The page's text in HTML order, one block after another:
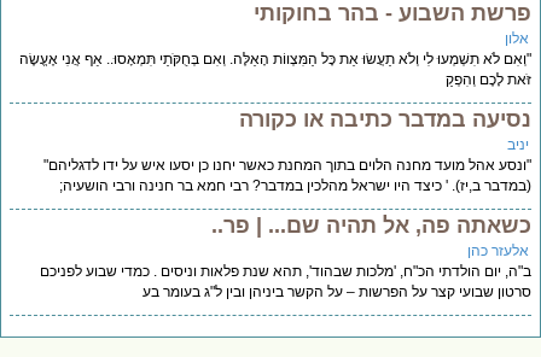
השבוע - בהר בחוקותי
לֹא תִשְׁמְעוּ לִי וְלֹא תַעֲשׂוּ אֵת כָּל הַמִּצְווֹת הָאֵלֶּה. וְאִם בְּחֻקֹּתַי תִּמְאָסוּ.. אַף אֲנִי אֶעֱשֶׂה
לָכֶם וְהִפְקַ
במדבר כתיבה או כקורה
אהל מועד מחנה הלוים בתוך המחנת כאשר יחנו כן יסעו איש על ידו לדגליהם"
ב,יז). ' כיצד היו ישראל מהלכין במדבר? רבי חמא בר חנינה ורבי הושעיה;
פה, אל תהיה שם... | פר..
כהן
יום הולדתי הכ"ח, 'מלכות שבהוד', תהא שנת פלאות וניסים . כמדי שבוע לפניכם
שבועי קצר על הפרשות – על הקשר ביניהן ובין ל"ג בעומר בע